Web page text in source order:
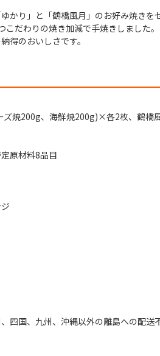
かり」と「鶴橋風月」のお好み焼きを
こだわりの焼き加減で手焼きしました。
得のおいしさです。
ズ焼200g、海鮮焼200g)×各2枚、鶴橋
原材料8品目
四国、九州、沖縄以外の離島への配送不